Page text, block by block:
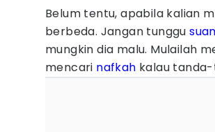
Belum tentu, apabila kalian
berbeda. Jangan tunggu
mungkin dia malu. Mulailah
mencari nafkah kalau